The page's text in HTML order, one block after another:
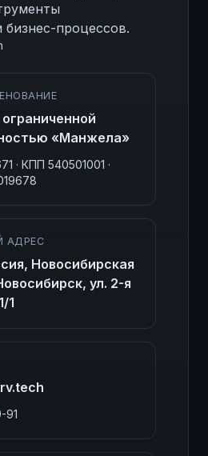
бизнес-процессов.
«Манжела»
· КПП 540501001 ·
АДРЕС
Новосибирская
ул. 2-я
1
91